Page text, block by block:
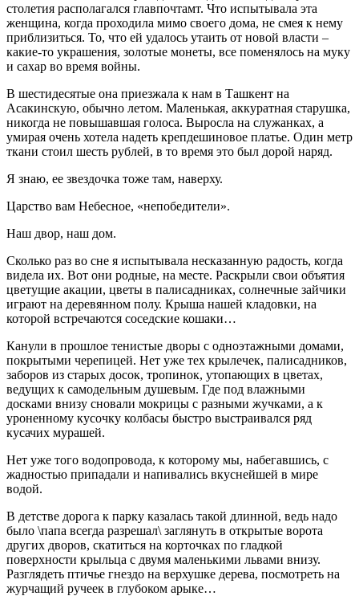
столетия располагался главпочтамт. Что испытывала эта
женщина, когда проходила мимо своего дома, не смея к нему
приблизиться. То, что ей удалось утаить от новой власти –
какие-то украшения, золотые монеты, все поменялось на муку
и сахар во время войны.
В шестидесятые она приезжала к нам в Ташкент на
Асакинскую, обычно летом. Маленькая, аккуратная старушка,
никогда не повышавшая голоса. Выросла на служанках, а
умирая очень хотела надеть крепдешиновое платье. Один метр
ткани стоил шесть рублей, в то время это был дорой наряд.
Я знаю, ее звездочка тоже там, наверху.
Царство вам Небесное, «непобедители».
Наш двор, наш дом.
Сколько раз во сне я испытывала несказанную радость, когда
видела их. Вот они родные, на месте. Раскрыли свои объятия
цветущие акации, цветы в палисадниках, солнечные зайчики
играют на деревянном полу. Крыша нашей кладовки, на
которой встречаются соседские кошаки…
Канули в прошлое тенистые дворы с одноэтажными домами,
покрытыми черепицей. Нет уже тех крылечек, палисадников,
заборов из старых досок, тропинок, утопающих в цветах,
ведущих к самодельным душевым. Где под влажными
досками внизу сновали мокрицы с разными жучками, а к
уроненному кусочку колбасы быстро выстраивался ряд
кусачих мурашей.
Нет уже того водопровода, к которому мы, набегавшись, с
жадностью припадали и напивались вкуснейшей в мире
водой.
В детстве дорога к парку казалась такой длинной, ведь надо
было \папа всегда разрешал\ заглянуть в открытые ворота
других дворов, скатиться на корточках по гладкой
поверхности крыльца с двумя маленькими львами внизу.
Разглядеть птичье гнездо на верхушке дерева, посмотреть на
журчащий ручеек в глубоком арыке…